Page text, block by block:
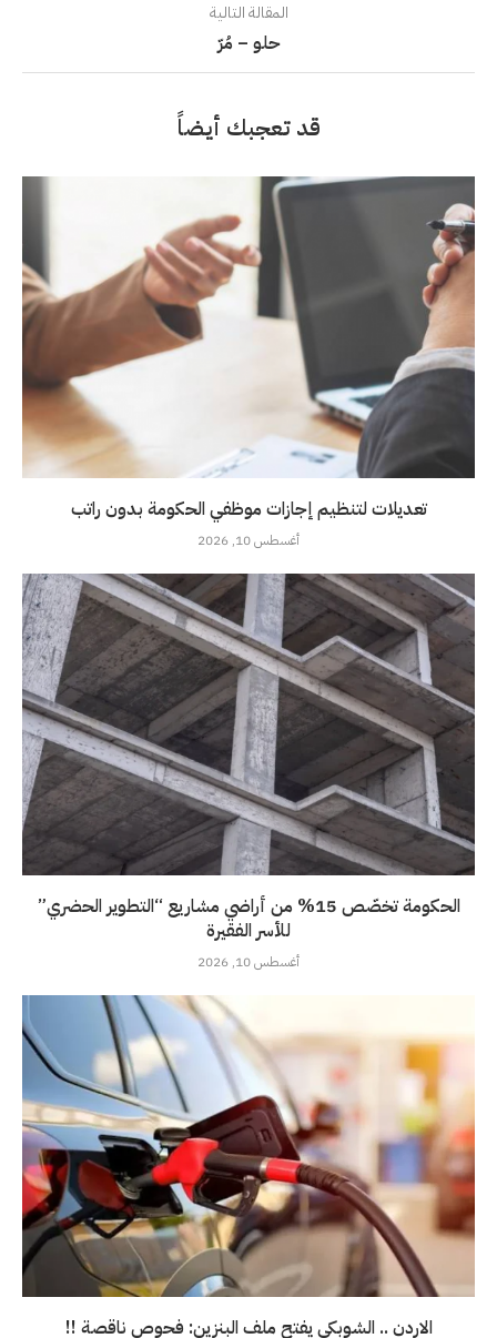
المقالة التالية
حلو – مُرّ
قد تعجبك أيضاً
تعديلات لتنظيم إجازات موظفي الحكومة بدون راتب
أغسطس 10, 2026
الحكومة تخصّص 15% من أراضي مشاريع “التطوير الحضري”
للأسر الفقيرة
أغسطس 10, 2026
الاردن .. الشوبكي يفتح ملف البنزين: فحوص ناقصة !!